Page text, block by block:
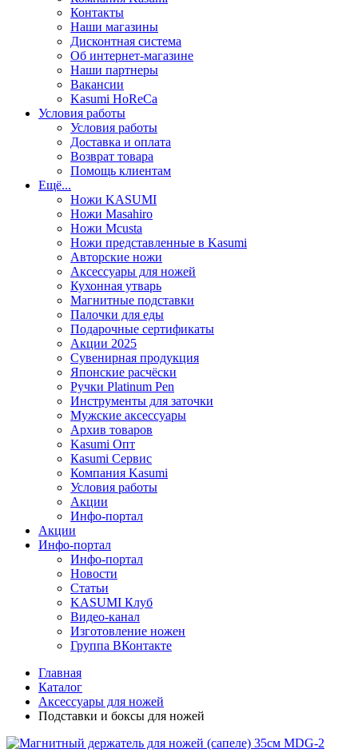
Контакты
Наши магазины
Дисконтная система
Об интернет-магазине
Наши партнеры
Вакансии
Kasumi HoReCa
Условия работы
Условия работы
Доставка и оплата
Возврат товара
Помощь клиентам
Ещё...
Ножи KASUMI
Ножи Masahiro
Ножи Mcusta
Ножи представленные в Kasumi
Авторские ножи
Аксессуары для ножей
Кухонная утварь
Магнитные подставки
Палочки для еды
Подарочные сертификаты
Акции 2025
Сувенирная продукция
Японские расчёски
Ручки Platinum Pen
Инструменты для заточки
Мужские аксессуары
Архив товаров
Kasumi Опт
Кasumi Сервис
Компания Kasumi
Условия работы
Акции
Инфо-портал
Акции
Инфо-портал
Инфо-портал
Новости
Статьи
KASUMI Клуб
Видео-канал
Изготовление ножен
Группа ВКонтакте
Главная
Каталог
Аксессуары для ножей
Подставки и боксы для ножей